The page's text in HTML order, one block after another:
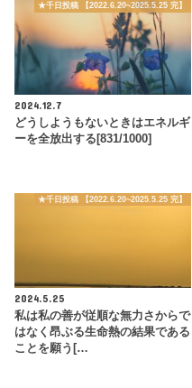
★千日投稿 【2022.6.20~2025.5.25 完】
2024.12.7
どうしようもないときはエネルギ
ーを全放出する[831/1000]
★千日投稿 【2022.6.20~2025.5.25 完】
2024.5.25
私は私の善が従順な無力さからで
はなく昂ぶる生命熱の結果である
ことを願う[…